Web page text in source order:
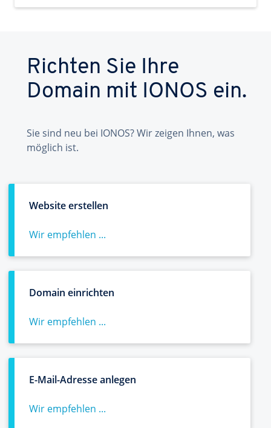
Richten Sie Ihre
Domain mit IONOS ein.
Sie sind neu bei IONOS? Wir zeigen Ihnen, was
möglich ist.
Website erstellen
Wir empfehlen ...
Domain einrichten
Wir empfehlen ...
E-Mail-Adresse anlegen
Wir empfehlen ...